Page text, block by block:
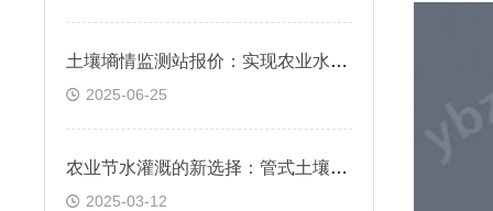
土壤墒情监测站报价：实现农业水资源高效利用
2025-06-25
农业节水灌溉的新选择：管式土壤墒情监测站
2025-03-12